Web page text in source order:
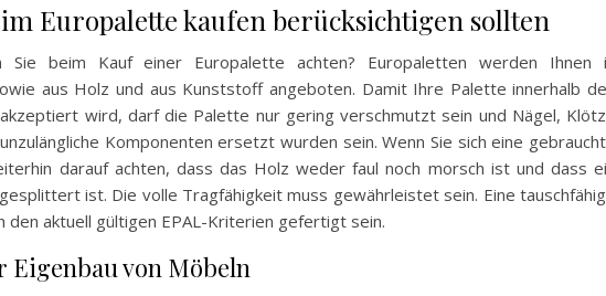
Europalette kaufen berücksichtigen sollten
Sie beim Kauf einer Europalette achten? Europaletten werden Ihnen
aus Holz und aus Kunststoff angeboten. Damit Ihre Palette innerhalb
wird, darf die Palette nur gering verschmutzt sein und Nägel,
Komponenten ersetzt wurden sein. Wenn Sie sich eine
darauf achten, dass das Holz weder faul noch morsch ist und dass
ist. Die volle Tragfähigkeit muss gewährleistet sein. Eine
den aktuell gültigen EPAL-Kriterien gefertigt sein.
Eigenbau von Möbeln